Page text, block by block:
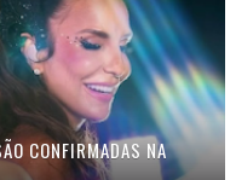
CONFIRMADAS NA